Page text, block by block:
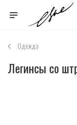
Одежда
Легинсы со